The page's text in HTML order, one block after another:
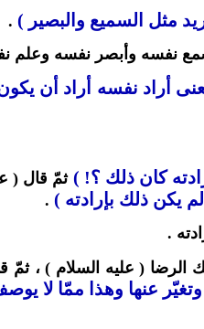
مثل السميع والبصير ) .
نفسه وأبصر نفسه وعلم
أراد نفسه أراد أن
كان ذلك ؟! ) ثمّ قال (
يكن ذلك بإرادته ) .
.
( عليه السلام ) ، ثمّ
عنها وهذا ممّا لا